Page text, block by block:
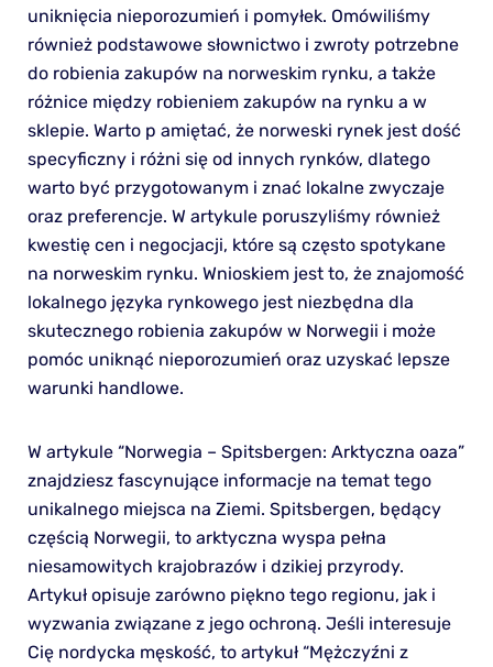
uniknięcia nieporozumień i pomyłek. Omówiliśmy
również podstawowe słownictwo i zwroty potrzebne
do robienia zakupów na norweskim rynku, a także
różnice między robieniem zakupów na rynku a w
sklepie. Warto p amiętać, że norweski rynek jest dość
specyficzny i różni się od innych rynków, dlatego
warto być przygotowanym i znać lokalne zwyczaje
oraz preferencje. W artykule poruszyliśmy również
kwestię cen i negocjacji, które są często spotykane
na norweskim rynku. Wnioskiem jest to, że znajomość
lokalnego języka rynkowego jest niezbędna dla
skutecznego robienia zakupów w Norwegii i może
pomóc uniknąć nieporozumień oraz uzyskać lepsze
warunki handlowe.
W artykule “Norwegia – Spitsbergen: Arktyczna oaza”
znajdziesz fascynujące informacje na temat tego
unikalnego miejsca na Ziemi. Spitsbergen, będący
częścią Norwegii, to arktyczna wyspa pełna
niesamowitych krajobrazów i dzikiej przyrody.
Artykuł opisuje zarówno piękno tego regionu, jak i
wyzwania związane z jego ochroną. Jeśli interesuje
Cię nordycka męskość, to artykuł “Mężczyźni z